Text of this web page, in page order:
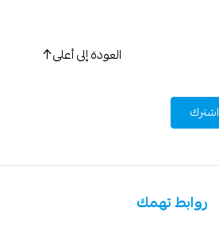
العودة إلى أعلى
اشترك
روابط تهمك